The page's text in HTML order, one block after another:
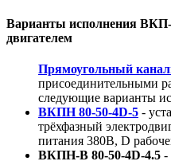
Варианты исполнения
двигателем
Прямоугольный
присоединительными
следующие варианты
ВКПН 80-50-4D-5 -
трёхфазный
питания 380В, D
ВКПН-В 80-50-4D-4.5 -